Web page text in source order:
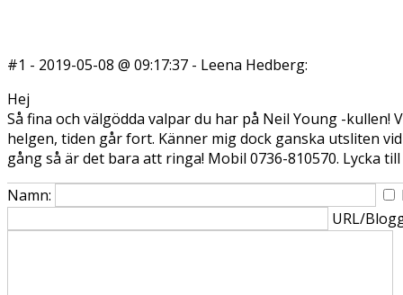
#1 - 2019-05-08 @ 09:17:37 - Leena Hedberg:
Hej
Så fina och välgödda valpar du har på Neil Young -
helgen, tiden går fort. Känner mig dock ganska utsliten
gång så är det bara att ringa! Mobil 0736-810570. Lycka till
Namn:
URL/